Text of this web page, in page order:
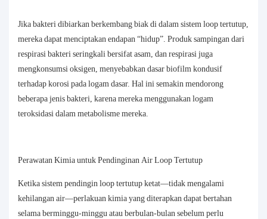
Jika bakteri dibiarkan berkembang biak di dalam sistem loop tertutup,
mereka dapat menciptakan endapan “hidup”. Produk sampingan dari
respirasi bakteri seringkali bersifat asam, dan respirasi juga
mengkonsumsi oksigen, menyebabkan dasar biofilm kondusif
terhadap korosi pada logam dasar. Hal ini semakin mendorong
beberapa jenis bakteri, karena mereka menggunakan logam
teroksidasi dalam metabolisme mereka.
Perawatan Kimia untuk Pendinginan Air Loop Tertutup
Ketika sistem pendingin loop tertutup ketat—tidak mengalami
kehilangan air—perlakuan kimia yang diterapkan dapat bertahan
selama berminggu-minggu atau berbulan-bulan sebelum perlu